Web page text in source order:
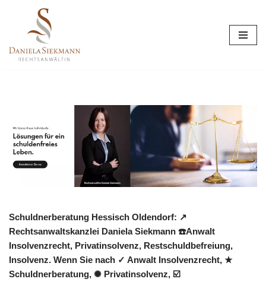
Inhalt
springen
Schuldnerberatung Hessisch Oldendorf: ↗️
Rechtsanwaltskanzlei Daniela Siekmann ☎️Anwalt
Insolvenzrecht, Privatinsolvenz, Restschuldbefreiung,
Insolvenz. Wenn Sie nach ✓ Anwalt Insolvenzrecht, ★
Schuldnerberatung, ✺ Privatinsolvenz, ☑️